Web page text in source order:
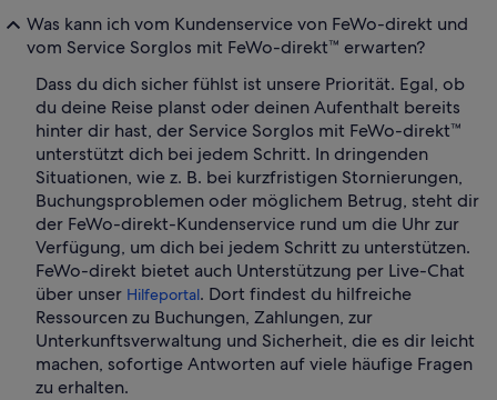
Was kann ich vom Kundenservice von FeWo-direkt und
vom Service Sorglos mit FeWo-direkt™ erwarten?
Dass du dich sicher fühlst ist unsere Priorität. Egal, ob
du deine Reise planst oder deinen Aufenthalt bereits
hinter dir hast, der Service Sorglos mit FeWo-direkt™
unterstützt dich bei jedem Schritt. In dringenden
Situationen, wie z. B. bei kurzfristigen Stornierungen,
Buchungsproblemen oder möglichem Betrug, steht dir
der FeWo-direkt-Kundenservice rund um die Uhr zur
Verfügung, um dich bei jedem Schritt zu unterstützen.
FeWo-direkt bietet auch Unterstützung per Live-Chat
über unser Hilfeportal. Dort findest du hilfreiche
Ressourcen zu Buchungen, Zahlungen, zur
Unterkunftsverwaltung und Sicherheit, die es dir leicht
machen, sofortige Antworten auf viele häufige Fragen
zu erhalten.